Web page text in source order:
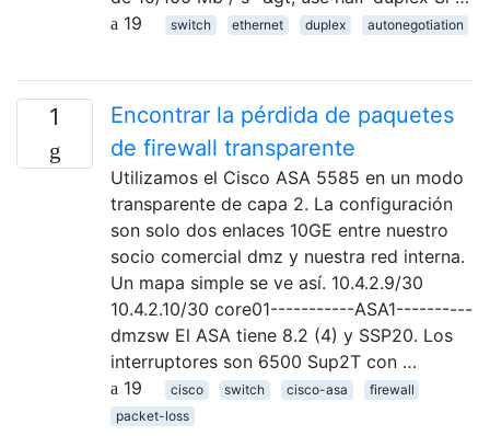
19
switch ethernet duplex autonegotiation
1
Encontrar la pérdida de paquetes
de firewall transparente
Utilizamos el Cisco ASA 5585 en un modo
transparente de capa 2. La configuración
son solo dos enlaces 10GE entre nuestro
socio comercial dmz y nuestra red interna.
Un mapa simple se ve así. 10.4.2.9/30
10.4.2.10/30 core01-----------ASA1----------
dmzsw El ASA tiene 8.2 (4) y SSP20. Los
interruptores son 6500 Sup2T con …
19
cisco switch cisco-asa
firewall
packet-loss